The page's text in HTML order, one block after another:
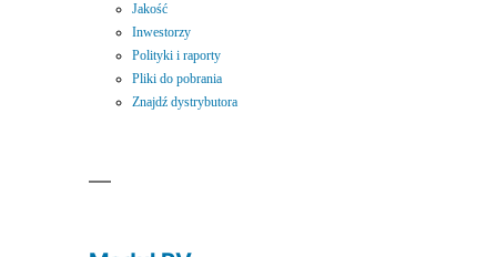
Jakość
Inwestorzy
Polityki i raporty
Pliki do pobrania
Znajdź dystrybutora